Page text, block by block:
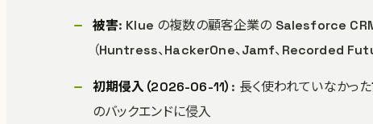
被害: Klue の複数の顧客企業の Salesforce CRM
（Huntress、HackerOne、Jamf、Recorded
初期侵入（2026-06-11） : 長く使われていなかった
のバックエンドに侵入